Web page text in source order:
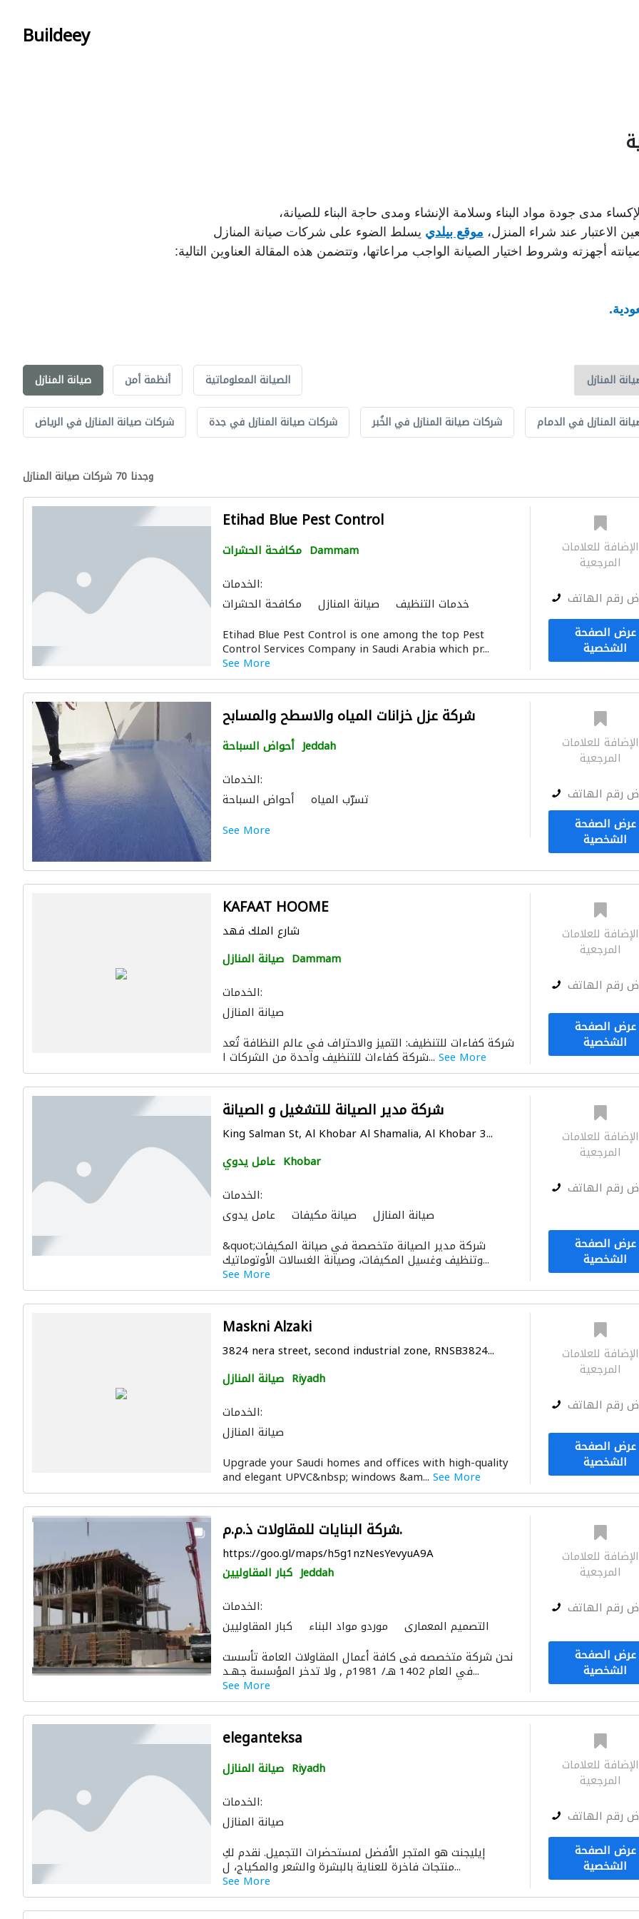
Buildeey
مدى جودة مواد البناء وسلامة الإنشاء ومدى حاجة البناء للصيانة،
الاعتبار عند شراء المنزل، موقع بيلدي يسلط الضوء على شركات صيانة المنازل
أجهزته وشروط اختيار الصيانة الواجب مراعاتها، وتتضمن هذه المقالة العناوين التالية:
صيانة المنازل أنظمة أمن الصيانة المعلوماتية
شركات صيانة المنازل في الرياض شركات صيانة المنازل في جدة شركات صيانة المنازل في الخُبر المنازل في الدمام
وجدنا 70 شركات صيانة المنازل
Etihad Blue Pest Control
مكافحة الحشرات Dammam
الخدمات:
مكافحة الحشرات
صيانة المنازل خدمات التنظيف
الأشغال الصحية والسباكة الصيانة الكهربائية
أمن المنازل خدمات النقل
Etihad Blue Pest Control is one among the top Pest
Control Services Company in Saudi Arabia which pr...
See More
الإضافة للعلامات
المرجعية
رقم الهاتف
عرض الصفحة
الشخصية
شركة عزل خزانات المياه والاسطح والمسابح
أحواض السباحة Jeddah
الخدمات:
أحواض السباحة
تسرّب المياه
أعمال جبس
See More
الإضافة للعلامات
المرجعية
رقم الهاتف
عرض الصفحة
الشخصية
KAFAAT HOOME
شارع الملك فهد
صيانة المنازل Dammam
الخدمات:
صيانة المنازل
شركة كفاءات للتنظيف: التميز والاحتراف في عالم النظافة تُعد
شركة كفاءات للتنظيف واحدة من الشركات ا... See More
الإضافة للعلامات
المرجعية
رقم الهاتف
عرض الصفحة
الشخصية
شركة مدير الصيانة للتشغيل و الصيانة
King Salman St, Al Khobar Al Shamalia, Al Khobar 3...
عامل يدوي Khobar
الخدمات:
عامل يدوي
صيانة مكيفات
صيانة المنازل
&quot;شركة مدير الصيانة متخصصة في صيانة المكيفات
وتنظيف وغسيل المكيفات، وصيانة الغسالات الأوتوماتيك...
See More
الإضافة للعلامات
المرجعية
رقم الهاتف
عرض الصفحة
الشخصية
Maskni Alzaki
3824 nera street, second industrial zone, RNSB3824...
صيانة المنازل Riyadh
الخدمات:
صيانة المنازل
Upgrade your Saudi homes and offices with high-quality
and elegant UPVC&nbsp; windows &am... See More
الإضافة للعلامات
المرجعية
رقم الهاتف
عرض الصفحة
الشخصية
شركة البنايات للمقاولات ذ.م.م.
https://goo.gl/maps/h5g1nzNesYevyuA9A
كبار المقاوليين Jeddah
الخدمات:
كبار المقاوليين
موردو مواد البناء التصميم المعماري
الحفريّات صيانة المنازل صيانة المباني الايدي العاملة
الديكور الداخلي
نحن شركة متخصصه فى كافة أعمال المقاولات العامة تأسست
في العام 1402 هـ/ 1981م , ولا تدخر المؤسسة جهـد...
See More
الإضافة للعلامات
المرجعية
رقم الهاتف
عرض الصفحة
الشخصية
eleganteksa
صيانة المنازل Riyadh
الخدمات:
صيانة المنازل
إيليجنت هو المتجر الأفضل لمستحضرات التجميل. نقدم لكِ
منتجات فاخرة للعناية بالبشرة والشعر والمكياج، ل...
See More
الإضافة للعلامات
المرجعية
رقم الهاتف
عرض الصفحة
الشخصية